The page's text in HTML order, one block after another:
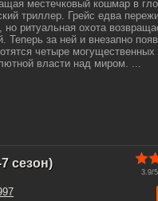
местечковый кошмар в
триллер. Грейс едва
ритуальная охота
Теперь за ней и внезапно
четыре могущественных
власти над миром. ...
сезон)
3.9/